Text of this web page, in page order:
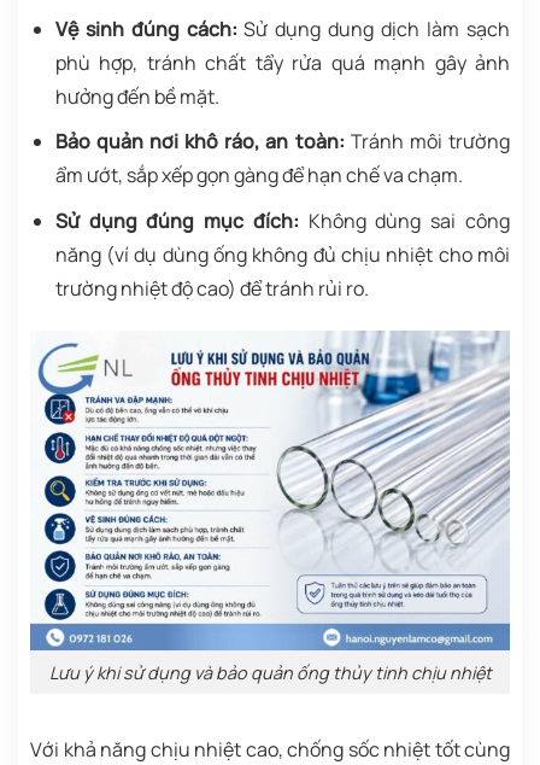
Vệ sinh đúng cách:Sử dụng dung dịch làm sạch
phù hợp, tránh chất tẩy rửa quá mạnh gây ảnh
hưởng đến bề mặt.
Bảo quản nơi khô ráo, an toàn: Tránh môi trường
ẩm ướt, sắp xếp gọn gàng để hạn chế va chạm.
Sử dụng đúng mục đích: Không dùng sai công
năng (ví dụ dùng ống không đủ chịu nhiệt cho môi
trường nhiệt độ cao) để tránh rủi ro.
Lưu ý khi sử dụng và bảo quản ống thủy tinh chịu nhiệt
Với khả năng chịu nhiệt cao, chống sốc nhiệt tốt cùng